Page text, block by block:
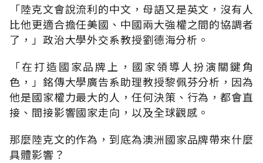
「陸克文會說流利的中文，母語又是英文，沒有人
比他更適合擔任美國、中國兩大強權之間的協調者
了，」政治大學外交系教授劉德海分析。
「在打造國家品牌上，國家領導人扮演關鍵角
色，」銘傳大學廣告系助理教授黎佩芬分析，因為
他是國家權力最大的人，任何決策、行為，都會直
接、間接影響國家走向，以及全球觀感。
那麼陸克文的作為，到底為澳洲國家品牌帶來什麼
具體影響？